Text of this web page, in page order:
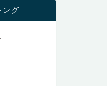
グ